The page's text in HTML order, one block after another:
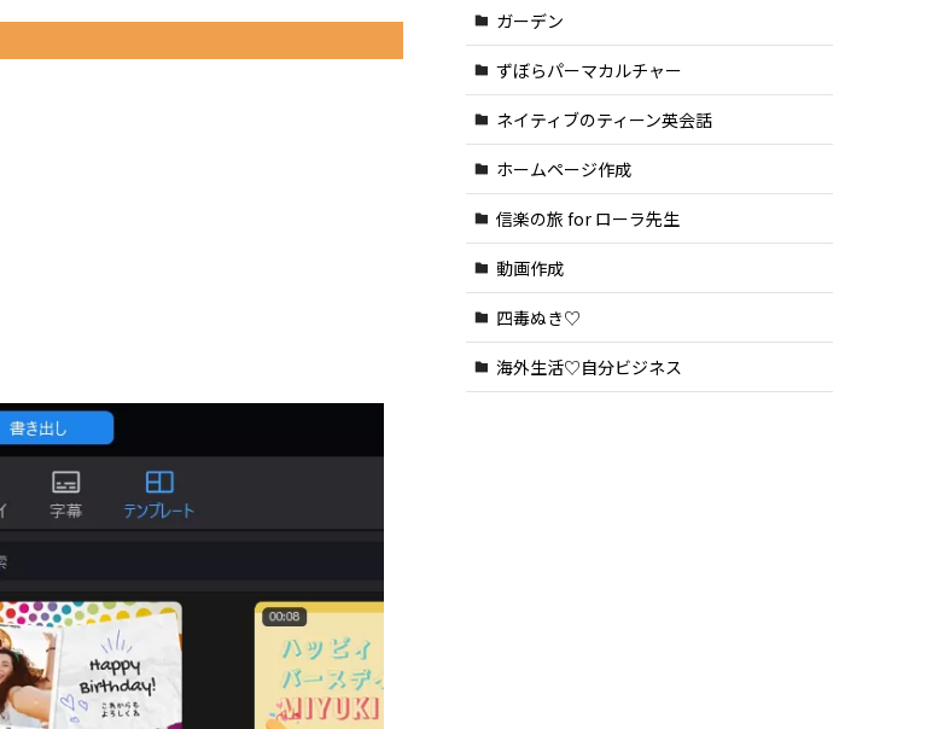
ガーデン
ずぼらパーマカルチャー
ネイティブのティーン英会話
ホームページ作成
信楽の旅 for ローラ先生
動画作成
四毒ぬき♡
海外生活♡自分ビジネス